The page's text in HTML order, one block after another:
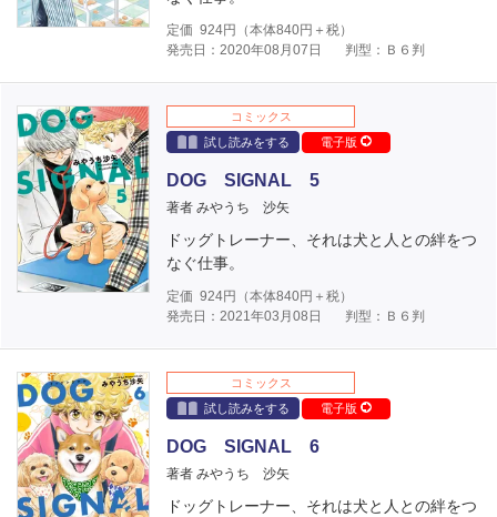
定価 924円（本体840円＋税）
発売日：2020年08月07日
判型：Ｂ６判
コミックス
試し読みをする
電子版
DOG SIGNAL 5
著者 みやうち 沙矢
ドッグトレーナー、それは犬と人との絆をつ
なぐ仕事。
定価 924円（本体840円＋税）
発売日：2021年03月08日
判型：Ｂ６判
コミックス
試し読みをする
電子版
DOG SIGNAL 6
著者 みやうち 沙矢
ドッグトレーナー、それは犬と人との絆をつ